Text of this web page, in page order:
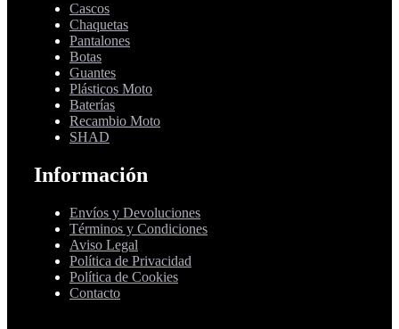
Cascos
Chaquetas
Pantalones
Botas
Guantes
Plásticos Moto
Baterías
Recambio Moto
SHAD
Información
Envíos y Devoluciones
Términos y Condiciones
Aviso Legal
Política de Privacidad
Política de Cookies
Contacto